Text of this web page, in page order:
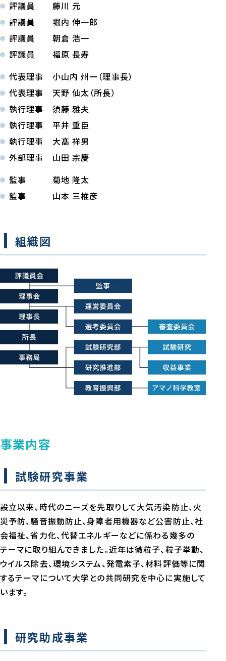
評議員 藤川 元
評議員 堀内 伸一郎
評議員 朝倉 浩一
評議員 福原 長寿
代表理事 小山内 州一（理事長）
代表理事 天野 仙太（所長）
執行理事 須藤 雅夫
執行理事 平井 重臣
執行理事 大髙 祥男
外部理事 山田 宗慶
監事 菊地 隆太
監事 山本 三椎彦
組織図
事業内容
試験研究事業
設立以来、時代のニーズを先取りして大気汚染防止、火
災予防、騒音振動防止、身障者用機器など公害防止、社
会福祉、省力化、代替エネルギーなどに係わる幾多の
テーマに取り組んできました。近年は微粒子、粒子挙動、
ウイルス除去、環境システム、発電素子、材料評価等に関
するテーマについて大学との共同研究を中心に実施して
います。
研究助成事業